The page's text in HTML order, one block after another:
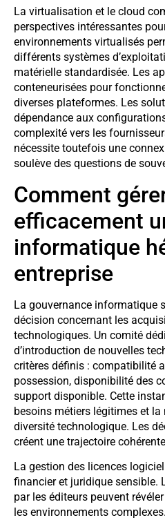
La virtualisation et le cloud
perspectives intéressantes
environnements virtualisés
différents systèmes
matérielle standardisée. Les
conteneurisées pour
diverses plateformes. Les
dépendance aux
complexité vers les
nécessite toutefois une
soulève des questions de
Comment
efficacement
informatique
entreprise
La gouvernance informatique
décision concernant les
technologiques. Un comité
d’introduction de nouvelles
critères définis : compatibilité
possession, disponibilité des
support disponible. Cette
besoins métiers légitimes et la
diversité technologique. Les
créent une trajectoire
La gestion des licences
financier et juridique sensible.
par les éditeurs peuvent
les environnements